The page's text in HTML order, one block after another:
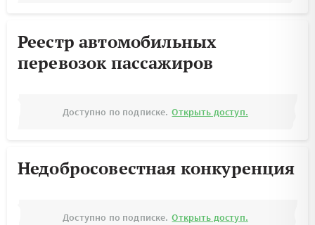
Реестр автомобильных
перевозок пассажиров
Доступно по подписке. Открыть доступ.
Недобросовестная конкуренция
Доступно по подписке. Открыть доступ.